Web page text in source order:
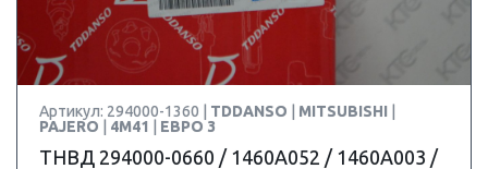
Артикул: 294000-1360 | TDDANSO MITSUBISHI
PAJERO
4M41 ЕВРО 3
ТНВД 294000-0660 / 1460A052 / 1460A003 /